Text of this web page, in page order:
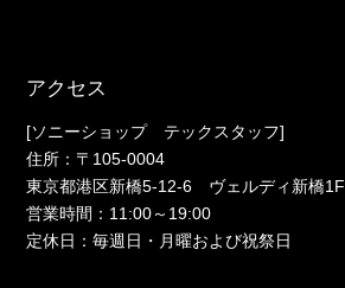
アクセス
[ソニーショップ テックスタッフ]
住所：〒105-0004
東京都港区新橋5-12-6 ヴェルディ新橋1F
営業時間：11:00～19:00
定休日：毎週日・月曜および祝祭日